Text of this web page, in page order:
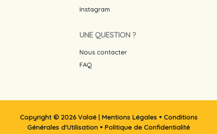
Instagram
UNE QUESTION ?
Nous contacter
FAQ
Copyright © 2026 Valaé | Mentions Légales• Conditions
Générales d'Utilisation • Politique de Confidentialité